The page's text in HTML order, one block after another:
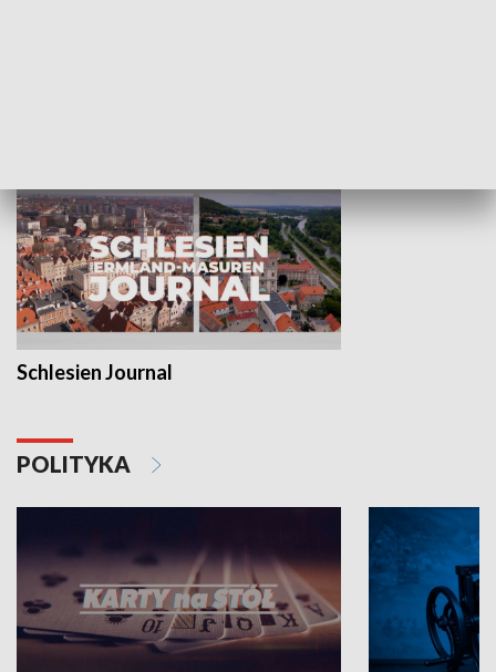
Schlesien Journal
POLITYKA